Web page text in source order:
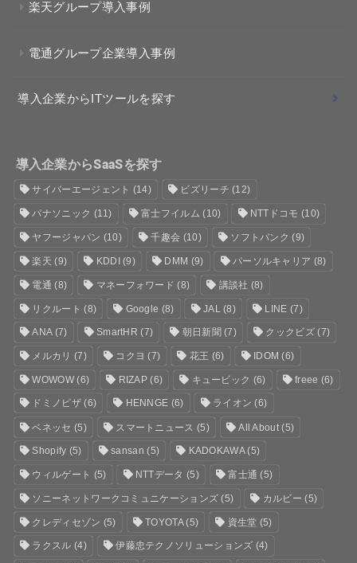
楽天グループ導入事例
電通グループ企業導入事例
導入企業からITツールを探す
導入企業からSaaSを探す
サイバーエージェント (14) ビズリーチ (12)
パナソニック (11) 富士フイルム (10) NTTドコモ (10)
ヤフージャパン (10) 千趣会 (10) ソフトバンク (9)
楽天 (9) KDDI (9) DMM (9) パーソルキャリア (8)
電通 (8) マネーフォワード (8) 講談社 (8)
リクルート (8) Google (8) JAL (8) LINE (7)
ANA(7) SmartHR (7) 朝日新聞 (7) クックビズ(7)
メルカリ (7) コクヨ (7) 花王 (6) IDOM (6)
WOWOW(6) RIZAP (6) キュービック (6) freee (6)
ドミノピザ(6) HENNGE (6) ライオン (6)
ベネッセ (5) スマートニュース (5) All About(5)
Shopify (5) sansan (5) KADOKAWA(5)
ウィルゲート (5) NTTデータ (5) 富士通 (5)
ソニーネットワークコミュニケーションズ (5) カルビー (5)
クレディセゾン (5) TOYOTA(5) 資生堂 (5)
ラクスル (4) 伊藤忠テクノソリューションズ (4)